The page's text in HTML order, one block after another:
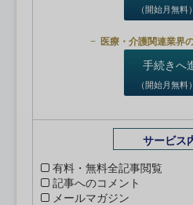
（開始月無料
医療・介護関連業界
手続きへ
（開始月無料
サービス
有料・無料全記事閲覧
記事へのコメント
メールマガジン